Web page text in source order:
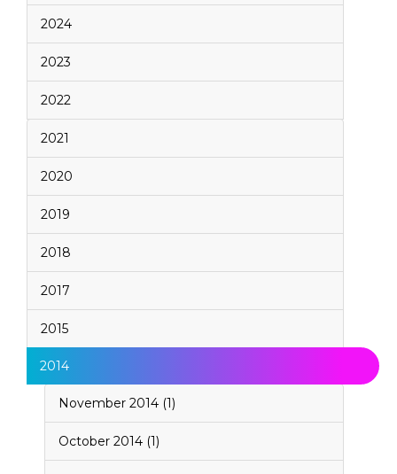
2024
2023
2022
2021
2020
2019
2018
2017
2015
2014
November 2014 (1)
October 2014 (1)